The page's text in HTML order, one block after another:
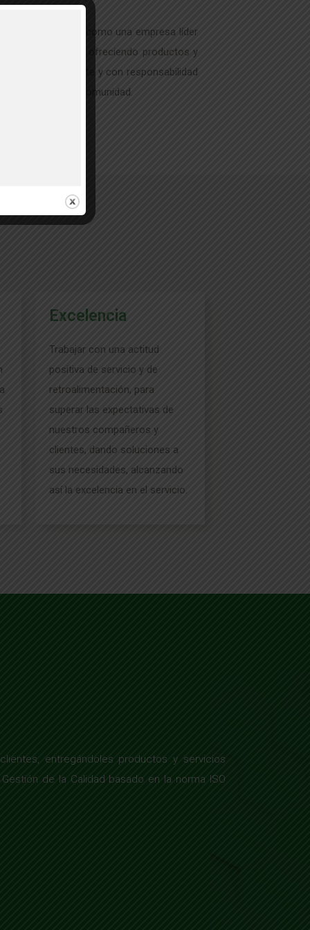
e Internacional como una empresa líder
de Plagas, ofreciendo productos y
eficaz, eficiente y con responsabilidad
y nuestra comunidad.
Excelencia
Trabajar con una actitud
positiva de servicio y de
retroalimentación, para
superar las expectativas de
nuestros compañeros y
clientes, dando soluciones a
sus necesidades, alcanzando
así la excelencia en el servicio.
entregándoles productos y servicios
de la Calidad basado en la norma ISO